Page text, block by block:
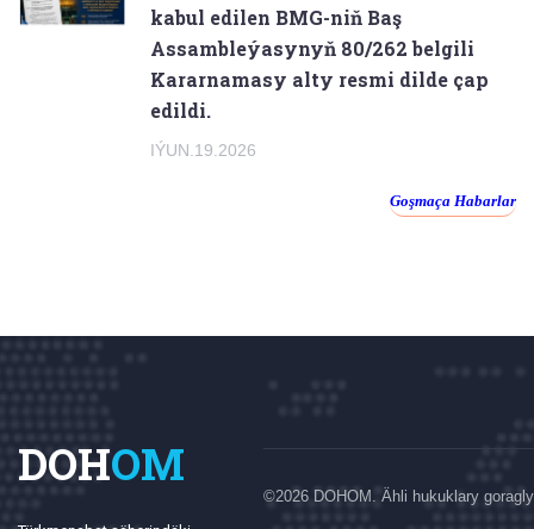
kabul edilen BMG-niň Baş
Assambleýasynyň 80/262 belgili
Kararnamasy alty resmi dilde çap
edildi.
IÝUN.19.2026
Goşmaça Habarlar
DOHOM
©2026 DOHOM. Ähli hukuklary goragly